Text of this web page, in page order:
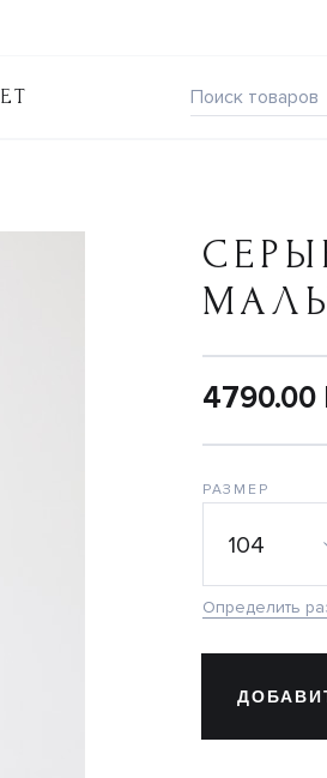
4790.00
РАЗМЕР
104
Определить